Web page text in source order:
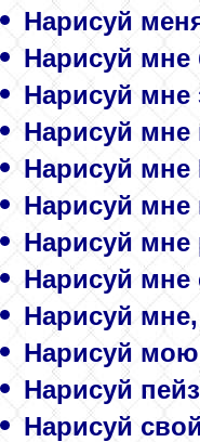
Нарисуй
Нарисуй мне
Нарисуй мне
Нарисуй мне
Нарисуй мне
Нарисуй мне
Нарисуй мне
Нарисуй мне
Нарисуй
Нарисуй
Нарисуй
Нарисуй